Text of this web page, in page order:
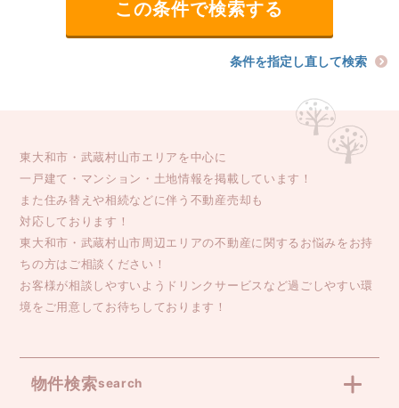
条件を指定し直して検索
東大和市・武蔵村山市エリアを中心に
一戸建て・マンション・土地情報を掲載しています！
また住み替えや相続などに伴う不動産売却も
対応しております！
東大和市・武蔵村山市周辺エリアの不動産に関するお悩みをお持
ちの方はご相談ください！
お客様が相談しやすいようドリンクサービスなど過ごしやすい環
境をご用意してお待ちしております！
物件検索search